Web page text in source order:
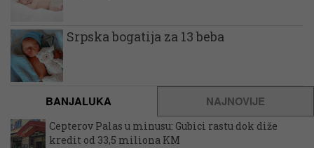
Srpska bogatija za 13 beba
BANJALUKA NAJNOVIJE
Cepterov Palas u minusu: Gubici rastu dok diže
kredit od 33,5 miliona KM